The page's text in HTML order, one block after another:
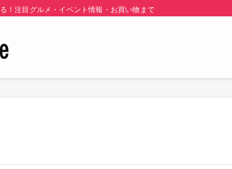
注目グルメ・イベント情報・お買い物まで秋田の旬の街ネタをご